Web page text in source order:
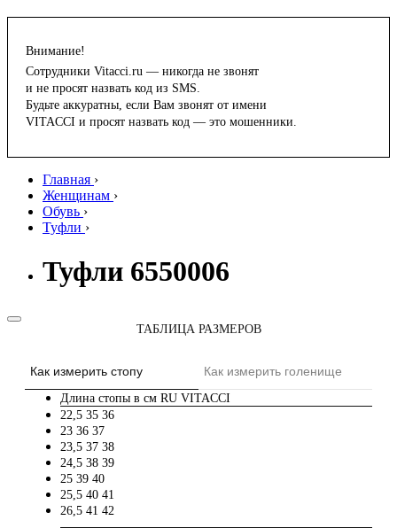
Внимание!
Сотрудники Vitacci.ru — никогда не звонят
и не просят назвать код из SMS.
Будьте аккуратны, если Вам звонят от имени
VITACCI и просят назвать код — это мошенники.
Главная ›
Женщинам ›
Обувь ›
Туфли ›
Туфли 6550006
ТАБЛИЦА РАЗМЕРОВ
Как измерить стопу Как измерить голенище
Длина стопы в см RU VITACCI
22,5 35 36
23 36 37
23,5 37 38
24,5 38 39
25 39 40
25,5 40 41
26,5 41 42